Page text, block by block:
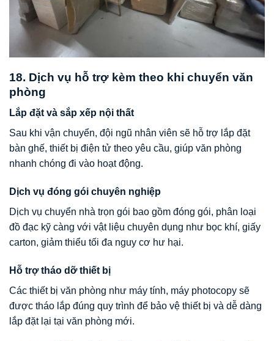
18. Dịch vụ hỗ trợ kèm theo khi chuyển văn
phòng
Lắp đặt và sắp xếp nội thất
Sau khi vận chuyển, đội ngũ nhân viên sẽ hỗ trợ lắp đặt
bàn ghế, thiết bị điện tử theo yêu cầu, giúp văn phòng
nhanh chóng đi vào hoạt động.
Dịch vụ đóng gói chuyên nghiệp
Dịch vụ chuyển nhà trọn gói bao gồm đóng gói, phân loại
đồ đạc kỹ càng với vật liệu chuyên dụng như bọc khí, giấy
carton, giảm thiểu tối đa nguy cơ hư hại.
Hỗ trợ tháo dỡ thiết bị
Các thiết bị văn phòng như máy tính, máy photocopy sẽ
được tháo lắp đúng quy trình để bảo vệ thiết bị và dễ dàng
lắp đặt lại tại văn phòng mới.